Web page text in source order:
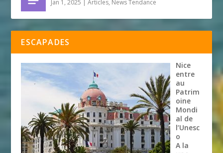
Jan 1, 2025 |Articles, News Tendance
ESCAPADES
Nice
entre
au
Patrim
oine
Mondi
al de
l’Unesc
o
A la